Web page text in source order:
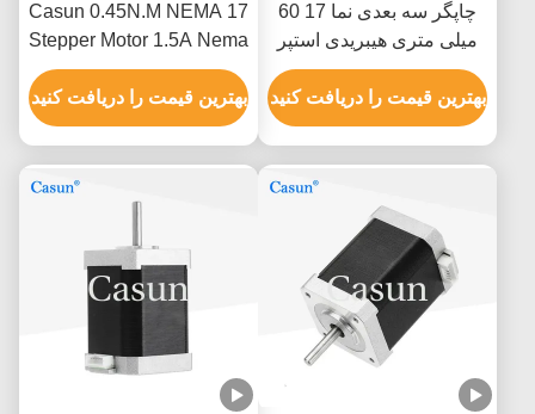
چاپگر سه بعدی نما 17 60
میلی متری هیبریدی استپر
موتور 0.5A 0.78N.M 2 فاز
بهترین قیمت را دریافت کنید
Casun 0.45N.M NEMA 17
Stepper Motor 1.5A Nema
17 48mm 2 Phase 1.8
Degree
بهترین قیمت را دریافت کنید